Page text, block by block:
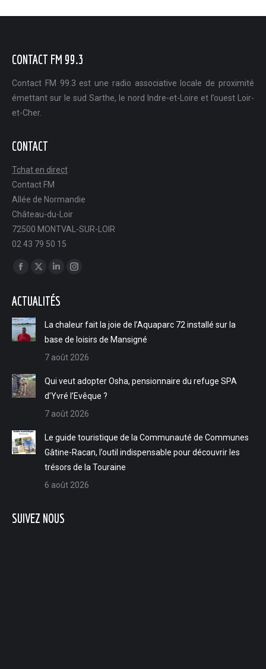
CONTACT FM 99.3
Contact FM 99.3 est une radio associative locale de proximité
émettant sur le sud Sarthe, le nord Indre-et-Loire et l’ouest Loir-
et-Cher.
CONTACT
Tchat en direct
Contact FM
Allée de Normandie
Château-du-Loir
72500 MONTVAL-SUR-LOIR
02 43 79 50 15
Trouvez nous sur :
Facebook
opens
in
new
X
opens
new
LinkedIn
opens
in
new
Instagram
new
ACTUALITÉS
La chaleur fait la joie de l’Aquaparc 72 installé sur la
base de loisirs de Mansigné
7 août 2026
Qui veut adopter Osha, pensionnaire du refuge SPA
d’Yvré l’Evêque ?
7 août 2026
Le guide touristique de la Communauté de Communes
Gâtine-Racan, l’outil indispensable pour découvrir les
trésors de la Touraine
6 août 2026
SUIVEZ NOUS